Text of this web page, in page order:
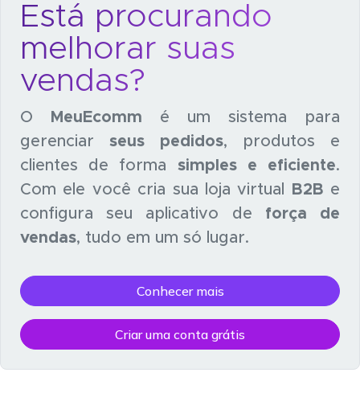
Está procurando
melhorar suas
vendas?
O MeuEcomm é um sistema para
gerenciar seus pedidos, produtos e
clientes de forma simples e eficiente.
Com ele você cria sua loja virtual
B2B e
configura seu aplicativo de força de
vendas, tudo em um só lugar.
Conhecer mais
Criar uma conta grátis